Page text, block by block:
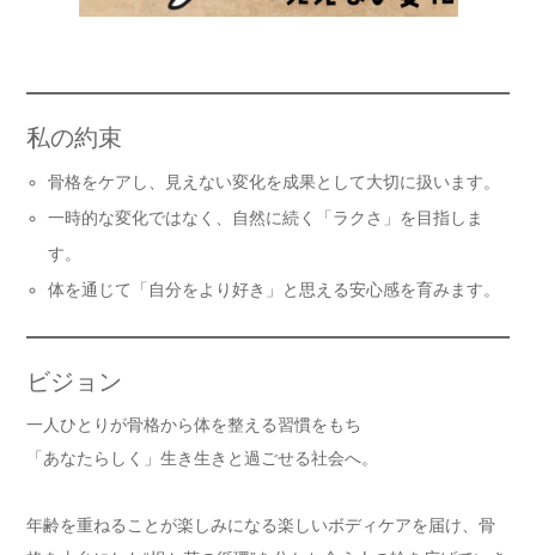
私の約束
骨格をケアし、見えない変化を成果として大切に扱います。
一時的な変化ではなく、自然に続く「ラクさ」を目指しま
す。
体を通じて「自分をより好き」と思える安心感を育みます。
ビジョン
一人ひとりが骨格から体を整える習慣をもち
「あなたらしく」生き生きと過ごせる社会へ。
年齢を重ねることが楽しみになる楽しいボディケアを届け、骨